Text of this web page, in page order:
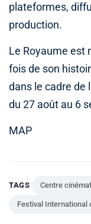
plateformes,
production.
Le Royaume est
fois de son
dans le cadre de
du 27 août au 6
MAP
TAGS Centre
Festival International